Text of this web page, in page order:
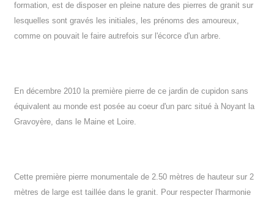
formation, est de disposer en pleine nature des pierres de granit sur
lesquelles sont gravés les initiales, les prénoms des amoureux,
comme on pouvait le faire autrefois sur l'écorce d'un arbre.
En décembre 2010 la première pierre de ce jardin de cupidon sans
équivalent au monde est posée au coeur d'un parc situé à Noyant la
Gravoyère, dans le Maine et Loire.
Cette première pierre monumentale de 2.50 mètres de hauteur sur 2
mètres de large est taillée dans le granit. Pour respecter l'harmonie